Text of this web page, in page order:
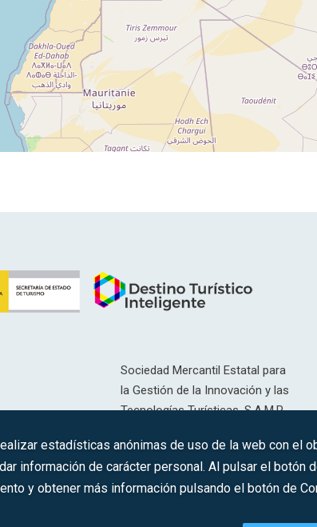
Sociedad Mercantil Estatal para
la Gestión de la Innovación y las
Tecnologías Turísticas, S.A.M.P.
Inscrita en el R.M. de Madrid, T,
12593, Se. 8, F. 129, H. 201.307.
C.I.F.: A-81/874.984
estadísticas anónimas de uso de la web con el
información de carácter personal. Al pulsar el botón
y obtener más información pulsando el botón de